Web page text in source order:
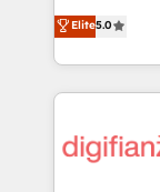
is there for you to: - Grow revenue,
business more
more people - Get the most out of your HubSpot
investment
enable mid-
maximise
growth. We modernise platforms, streamline
operations
supercharge revenue
Elite5.0